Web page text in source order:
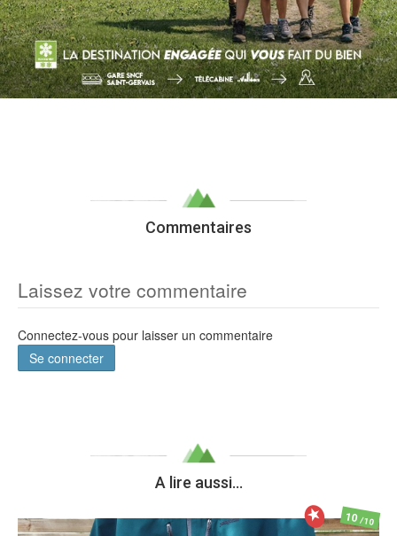
Commentaires
Laissez votre commentaire
Connectez-vous pour laisser un commentaire
Se connecter
A lire aussi...
10/10